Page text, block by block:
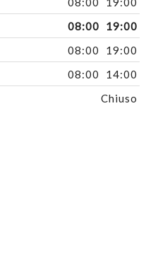
08:00 19:00
08:00 19:00
08:00 14:00
Chiuso